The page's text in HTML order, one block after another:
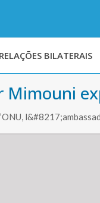
RELAÇÕES BILATERAIS
Mimouni